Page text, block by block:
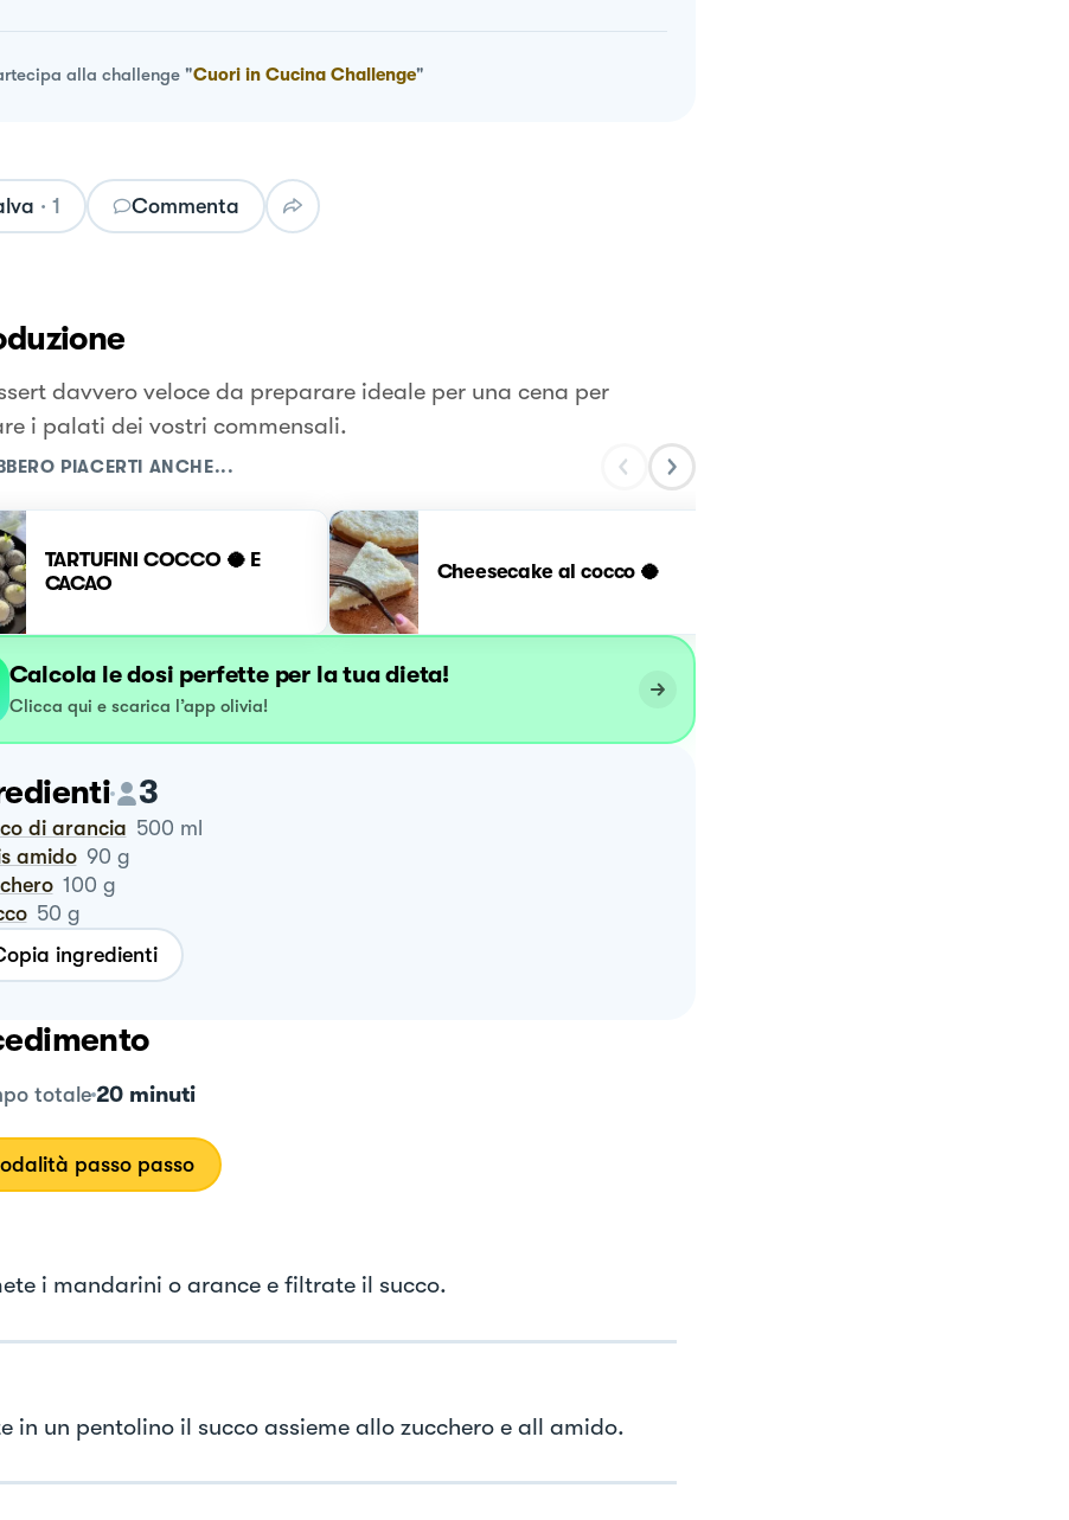
alla challenge"Cuori in Cucina Challenge"
· 1 Commenta
davvero veloce da preparare ideale per una cena per
i palati dei vostri commensali.
PIACERTI ANCHE...
TARTUFINI COCCO 🥥 E
CACAO
Cheesecake al cocco 🥥
Calcola le dosi perfette per la tua dieta!
Clicca qui e scarica l’app olivia!
3
di arancia 500 ml
amido 90 g
100 g
50 g
ingredienti
totale 20 minuti
passo passo
i mandarini o arance e filtrate il succo.
in un pentolino il succo assieme allo zucchero e all amido.